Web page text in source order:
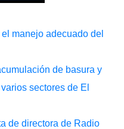
manejo adecuado del
de basura y
sectores de El
de directora de Radio